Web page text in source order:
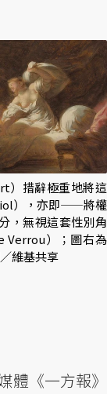
）措辭極重地將這
），亦即——將權
，無視這套性別角
Verrou）；圖右為
維基共享
體《一方報》